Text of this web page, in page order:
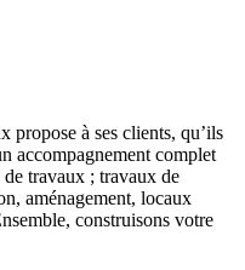
à ses clients, qu’ils
accompagnement complet
travaux ; travaux de
aménagement, locaux
construisons votre